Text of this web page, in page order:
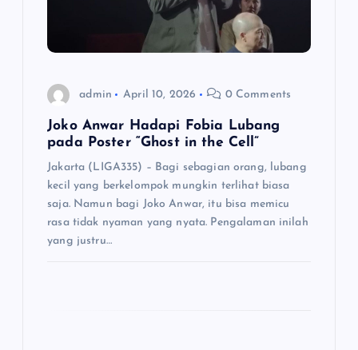
admin April 10, 2026 0 Comments
Joko Anwar Hadapi Fobia Lubang
pada Poster “Ghost in the Cell”
Jakarta (LIGA335) – Bagi sebagian orang, lubang
kecil yang berkelompok mungkin terlihat biasa
saja. Namun bagi Joko Anwar, itu bisa memicu
rasa tidak nyaman yang nyata. Pengalaman inilah
yang justru…